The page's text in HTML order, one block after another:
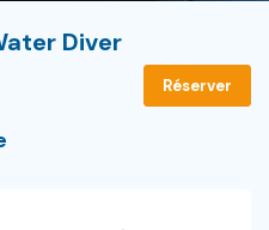
Diver
Réserver